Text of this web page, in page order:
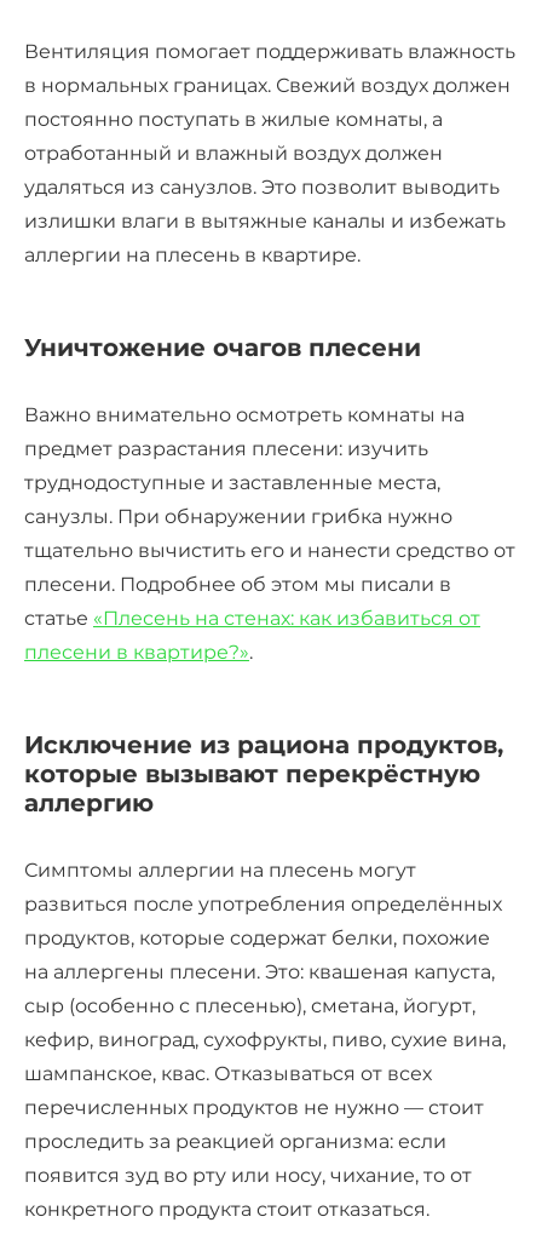
Вентиляция помогает поддерживать влажность
в нормальных границах. Свежий воздух должен
постоянно поступать в жилые комнаты, а
отработанный и влажный воздух должен
удаляться из санузлов. Это позволит выводить
излишки влаги в вытяжные каналы и избежать
аллергии на плесень в квартире.
Уничтожение очагов плесени
Важно внимательно осмотреть комнаты на
предмет разрастания плесени: изучить
труднодоступные и заставленные места,
санузлы. При обнаружении грибка нужно
тщательно вычистить его и нанести средство от
плесени. Подробнее об этом мы писали в
статье «Плесень на стенах: как избавиться от
плесени в квартире?».
Исключение из рациона продуктов,
которые вызывают перекрёстную
аллергию
Симптомы аллергии на плесень могут
развиться после употребления определённых
продуктов, которые содержат белки, похожие
на аллергены плесени. Это: квашеная капуста,
сыр (особенно с плесенью), сметана, йогурт,
кефир, виноград, сухофрукты, пиво, сухие вина,
шампанское, квас. Отказываться от всех
перечисленных продуктов не нужно — стоит
проследить за реакцией организма: если
появится зуд во рту или носу, чихание, то от
конкретного продукта стоит отказаться.